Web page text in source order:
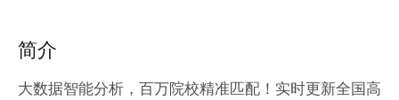
简介
大数据智能分析，百万院校精准匹配！实时更新全国高